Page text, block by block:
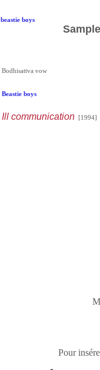
beastie boys
Bodhisattva vow
Beastie boys
Ill communication[1994]
Pour